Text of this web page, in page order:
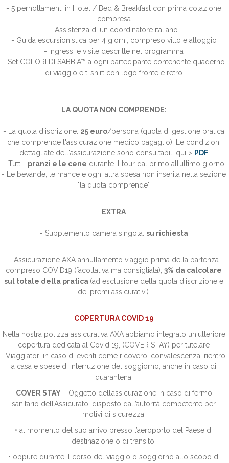
- 5 pernottamenti in Hotel / Bed & Breakfast con prima colazione
compresa
- Assistenza di un coordinatore italiano
- Guida escursionistica per 4 giorni, compreso vitto e alloggio
- Ingressi e visite descritte nel programma
- Set COLORI DI SABBIA™ a ogni partecipante contenente quaderno
di viaggio e t-shirt con logo fronte e retro
LA QUOTA NON COMPRENDE:
- La quota d'iscrizione: 25 euro/persona (quota di gestione pratica
che comprende l'assicurazione medico bagaglio). Le condizioni
dettagliate dell'assicurazione sono consultabili qui > PDF
- Tutti i pranzi e le cene durante il tour dal primo all’ultimo giorno
- Le bevande, le mance e ogni altra spesa non inserita nella sezione
"la quota comprende"
EXTRA
- Supplemento camera singola: su richiesta
- Assicurazione AXA annullamento viaggio prima della partenza
compreso COVID19 (facoltativa ma consigliata); 3% da calcolare
sul totale della pratica (ad esclusione della quota d’iscrizione e
dei premi assicurativi).
COPERTURA COVID 19
Nella nostra polizza assicurativa AXA abbiamo integrato un'ulteriore
copertura dedicata al Covid 19, (COVER STAY) per tutelare
i Viaggiatori in caso di eventi come ricovero, convalescenza, rientro
a casa e spese di interruzione del soggiorno, anche in caso di
quarantena.
COVER STAY – Oggetto dell’assicurazione In caso di fermo
sanitario dell’Assicurato, disposto dall’autorità competente per
motivi di sicurezza:
• al momento del suo arrivo presso l’aeroporto del Paese di
destinazione o di transito;
• oppure durante il corso del viaggio o soggiorno allo scopo di